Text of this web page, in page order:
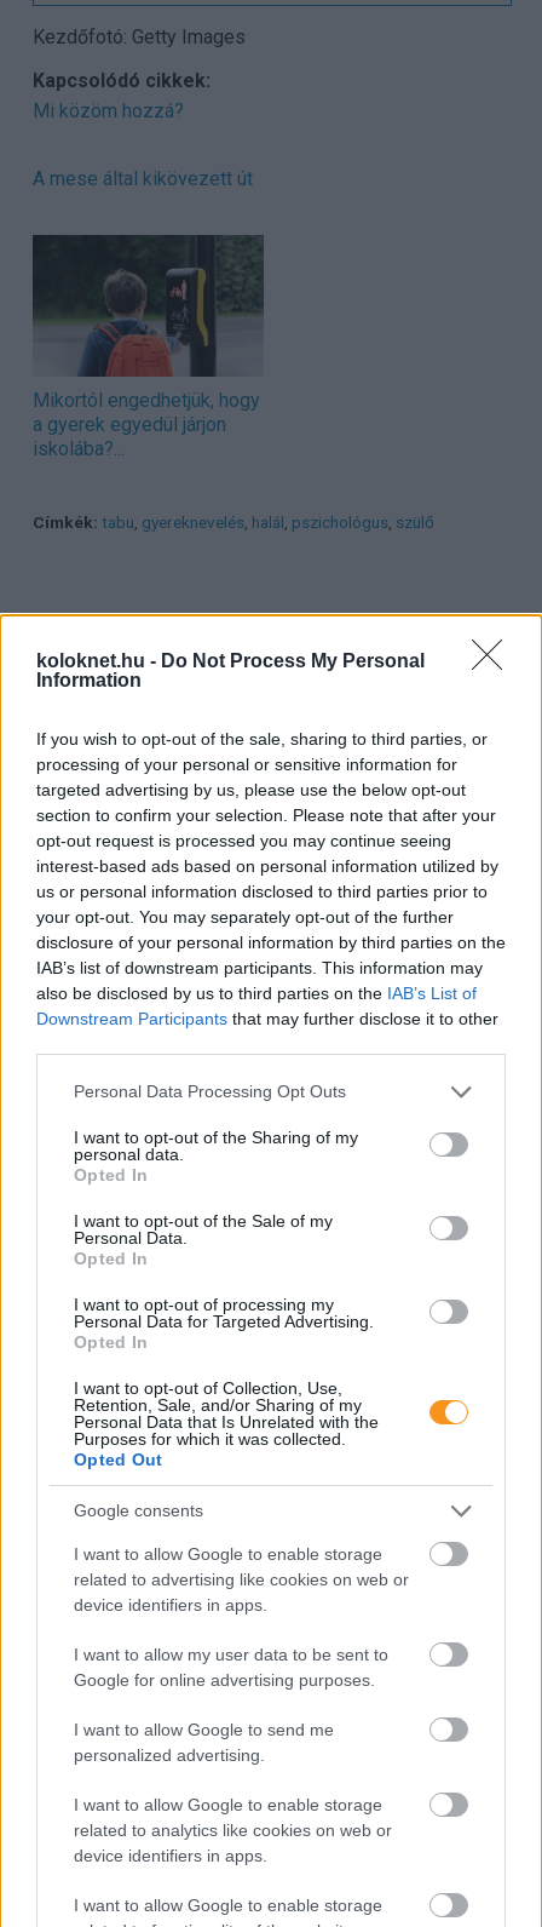
koloknet.hu - Do Not Process My Personal
Information
If you wish to opt-out of the sale, sharing to third parties, or
processing of your personal or sensitive information for
targeted advertising by us, please use the below opt-out
section to confirm your selection. Please note that after your
opt-out request is processed you may continue seeing
interest-based ads based on personal information utilized by
us or personal information disclosed to third parties prior to
your opt-out. You may separately opt-out of the further
disclosure of your personal information by third parties on the
IAB’s list of downstream participants. This information may
also be disclosed by us to third parties on the IAB’s List of
Downstream Participants that may further disclose it to other
Please note that this website/app uses one or more Google
not limited to your visit or usage behaviour. You may click to
grant or deny consent to Google and its third-party tags to
use your data for below specified purposes in below Google
consent section.
Personal Data Processing Opt Outs
I want to opt-out of the Sharing of my
personal data.
Opted In
I want to opt-out of the Sale of my
Personal Data.
Opted In
I want to opt-out of processing my
Personal Data for Targeted Advertising.
Opted In
I want to opt-out of Collection, Use,
Retention, Sale, and/or Sharing of my
Personal Data that Is Unrelated with the
Purposes for which it was collected.
Opted Out
Google consents
I want to allow Google to enable storage
related to advertising like cookies on web or
device identifiers in apps.
I want to allow my user data to be sent to
Google for online advertising purposes.
I want to allow Google to send me
personalized advertising.
I want to allow Google to enable storage
related to analytics like cookies on web or
device identifiers in apps.
I want to allow Google to enable storage
Kezdőfotó: Getty Images
Kapcsolódó cikkek:
Mi közöm hozzá?
A mese által kikövezett út
Mikortól engedhetjük, hogy
a gyerek egyedül járjon
iskolába?...
Címkék: tabu gyereknevelés, halál pszichológus, szülő
5 családbarát kerékpárút, ahol a
megállók legalább olyan
izgalmasak, mint az út
kilométereken át tekerjen egy bicikliúton. Más a
nézni vagy éppen egy vár tövében megállni fagyizni.
A kerékpározás világnapja alkalmából a
Magyarország
része.
tragédiába is torkollhat
Európában becslések szerint évente 250 ezer
gyerek tűnik el – vagyis nagyjából kétpercenként
nemcsak rendőrségi statisztika: mögötte családi
konfliktusok, bántalmazás, szökések, online
kapcsolatok, intézményi hiányok és kamaszkori
Sok szülő félreérti a félévi
bizonyítványt, ezért!